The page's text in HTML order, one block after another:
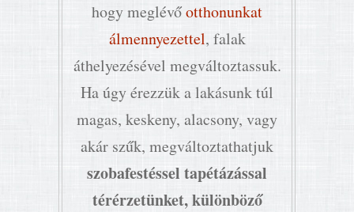
hogy meglévőotthonunkat
álmennyezettel, falak
áthelyezésével megváltoztassuk.
Ha úgy érezzük a lakásunk túl
magas, keskeny, alacsony, vagy
akár szűk, megváltoztathatjuk
szobafestéssel tapétázással
térérzetünket, különböző